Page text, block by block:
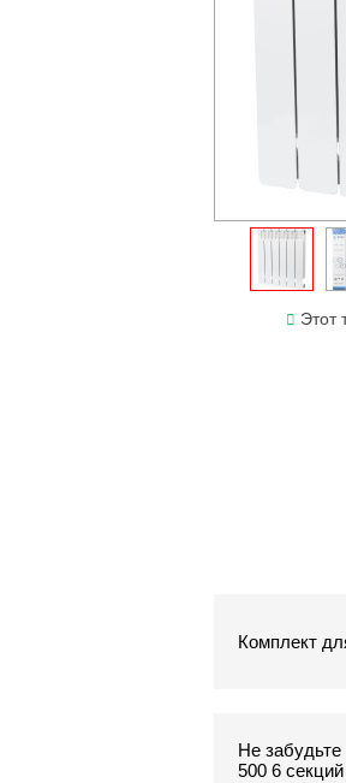
Этот
Комплект
Не
500 6